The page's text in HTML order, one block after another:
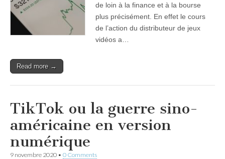
de loin à la finance et à la bourse
plus précisément. En effet le cours
de l’action du distributeur de jeux
vidéos a…
Read more →
TikTok ou la guerre sino-
américaine en version
numérique
9 novembre 2020 • 0 Comments